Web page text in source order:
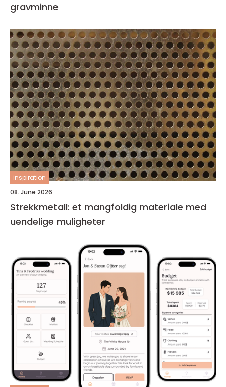
gravminne
inspiration
08. June 2026
Strekkmetall: et mangfoldig materiale med
uendelige muligheter